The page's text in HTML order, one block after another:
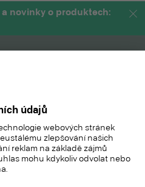
novinky o produktech:
MAGAZÍN
SLUŽBY
KONTAKT